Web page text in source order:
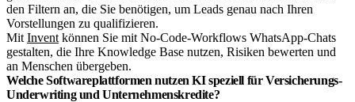
den Filtern an, die Sie benötigen, um Leads genau nach Ihren
Vorstellungen zu qualifizieren.
Mit Invent können Sie mit No-Code-Workflows WhatsApp-Chats
gestalten, die Ihre Knowledge Base nutzen, Risiken bewerten und
an Menschen übergeben.
Welche Softwareplattformen nutzen KI speziell für Versicherungs-
Underwriting und Unternehmenskredite?